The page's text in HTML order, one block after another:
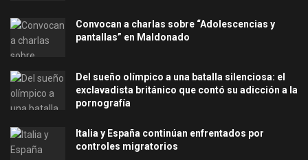
Convocan a charlas sobre “Adolescencias y
pantallas” en Maldonado
Del sueño olímpico a una batalla silenciosa: el
exclavadista británico que contó su adicción a la
pornografía
Italia y España continúan enfrentados por
controles migratorios